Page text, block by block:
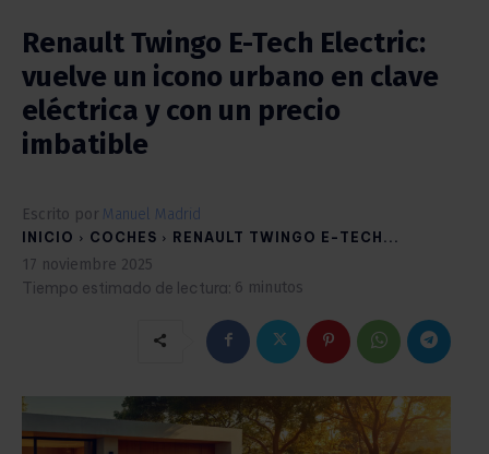
Renault Twingo E-Tech Electric:
vuelve un icono urbano en clave
eléctrica y con un precio
imbatible
Escrito por Manuel Madrid
INICIO COCHES RENAULT TWINGO E-TECH...
17 noviembre 2025
Tiempo estimado de lectura: 6 minutos